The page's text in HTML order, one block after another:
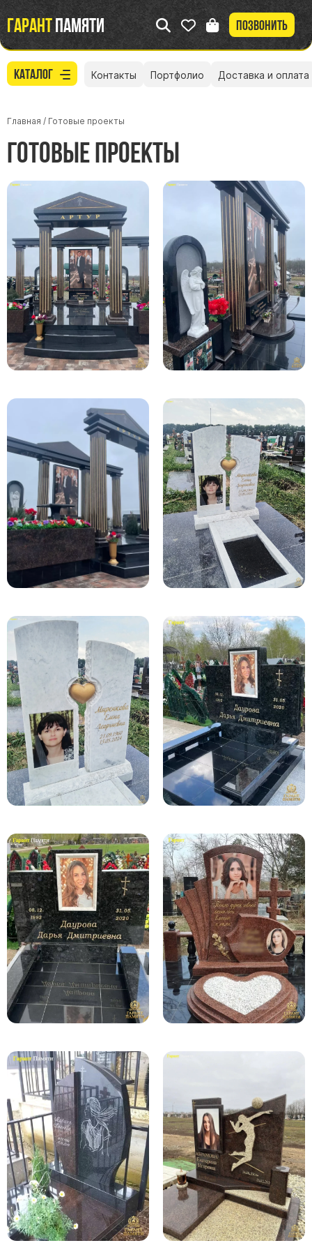
Гарантпамяти Позвонить
Каталог
Участникам СВО
Памятники из гранита
Памятники из мрамора
Резные памятники
Мемориальные комплексы
Памятники с полноформатным фото
Склеп
Cкульптуры ангел
Детские памятники
Памятники Мусульманские
Памятники Армянские
Европейские памятники
Памятники "Клипарт"
Памятники в форме креста
Зеркальные памятники
Памятники из белого мрамора Коелга
Креативные памятники
Кресты из белого мрамора
Фигурные памятники
Памятники в виде гитары
Памятники комбинированные
Памятники из цветного гранита
Памятники красно-черные
Памятники коричневые
Памятники серые
Памятники зеленые
Памятники из Дымовского гранита
Памятники из гранита Возрождение
Памятники из гранита Гранатовый Амфиболит
Памятники из гранита Сюскюянсаари
Памятники из гранита Балтик Грин
Памятники из гранита Лезниковский
Памятники из гранита Мансуровский
Памятники из гранита Масловский
Памятники из гранита Токовский
Памятники из гранита Капустинский
Арочные памятники
Памятники Крест
Памятники военным
Часовни из белого мрамора и гранита
Контакты Портфолио Доставка и оплата
Главная / Готовые проекты
Готовые проекты